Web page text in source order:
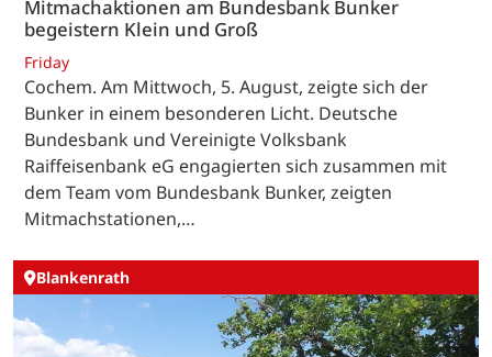
Mitmachaktionen am Bundesbank Bunker
begeistern Klein und Groß
Friday
Cochem. Am Mittwoch, 5. August, zeigte sich der
Bunker in einem besonderen Licht. Deutsche
Bundesbank und Vereinigte Volksbank
Raiffeisenbank eG engagierten sich zusammen mit
dem Team vom Bundesbank Bunker, zeigten
Mitmachstationen,…
Blankenrath